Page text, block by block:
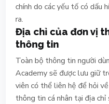
chính do các yếu tố có dấu
ra.
Địa chỉ của đơn vị
thông tin
Toàn bộ thông tin người
Academy sẽ được lưu giữ
viên có thể liên hệ để hỏi
thông tin cá nhân tại địa chỉ